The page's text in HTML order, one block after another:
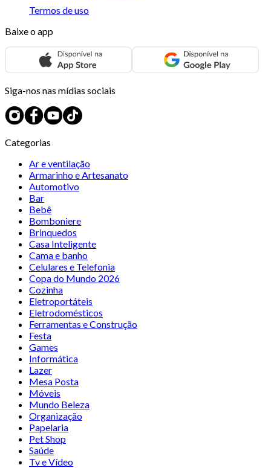
Termos de uso
Baixe o app
Siga-nos nas mídias sociais
Categorias
Ar e ventilação
Armarinho e Artesanato
Automotivo
Bar
Bebê
Bomboniere
Brinquedos
Casa Inteligente
Cama e banho
Celulares e Telefonia
Copa do Mundo 2026
Cozinha
Eletroportáteis
Eletrodomésticos
Ferramentas e Construção
Festa
Games
Informática
Lazer
Mesa Posta
Móveis
Mundo Beleza
Organização
Papelaria
Pet Shop
Saúde
Tv e Vídeo